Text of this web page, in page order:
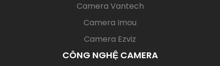
Camera Vantech
Camera Imou
Camera Ezviz
CÔNG NGHỆ CAMERA